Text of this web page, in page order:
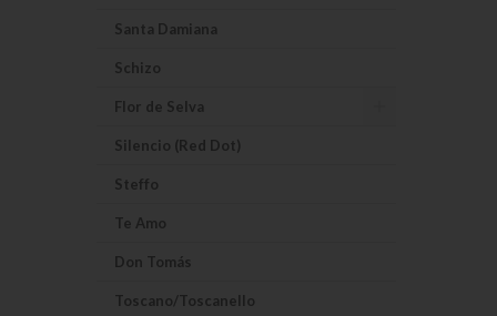
Santa Damiana
Schizo
Flor de Selva
Silencio (Red Dot)
Steffo
Te Amo
Don Tomás
Toscano/Toscanello